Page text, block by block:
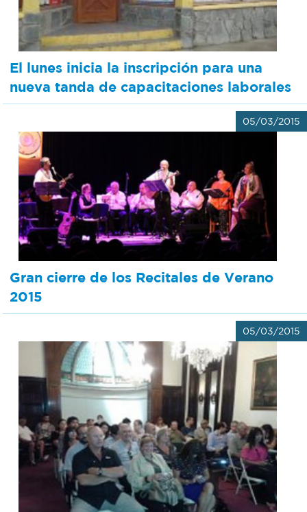
El lunes inicia la inscripción para una
nueva tanda de capacitaciones laborales
05/03/2015
Gran cierre de los Recitales de Verano
2015
05/03/2015